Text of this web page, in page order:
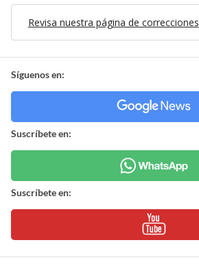
Revisa nuestra página de correcciones
Síguenos en:
Suscríbete en:
Suscríbete en: